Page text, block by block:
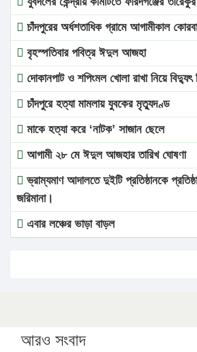
চাঁদপুরের অর্ধশতাধিক গ্রামে আগামীকাল
বৃহস্পতিবার পবিত্র ঈদুল আজহা
দোকানপাট ও শপিংমল খোলা রাখা নিয়ে বিদ্যুৎ
চাঁদপুরে হত্যা মামলায় যুবকের মৃত্যুদণ্ড
মাকে হত্যা করে ‘নাটক’ সাজান ছেলে
আগামী ২৮ মে ঈদুল আজহার তারিখ ঘোষণা
ভ্রাম্যমাণ আদালতে দুইটি প্রতিষ্ঠানকে
জরিমানা।
এবার লঞ্চের ভাড়া বাড়ল
সারা দেশে বজ্রাঘাতে ১৪ জনের প্রাণহানি
আরও সংবাদ